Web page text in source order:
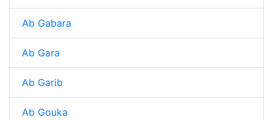
Ab Gabara
Ab Gara
Ab Garib
Ab Gouka